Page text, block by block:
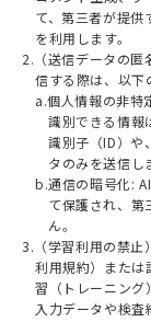
て、第三者が提供
を利用します。
2.（送信データの匿
信する際は、以下
a.個人情報の非特
識別できる情報
識別子（ID）や
タのみを送信し
b.通信の暗号化:
て保護され、第
ん。
3.（学習利用の禁止
利用規約）または
習（トレーニング
入力データや検